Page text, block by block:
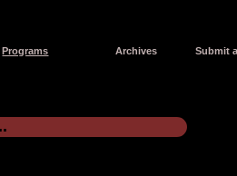
Programs Archives Submit